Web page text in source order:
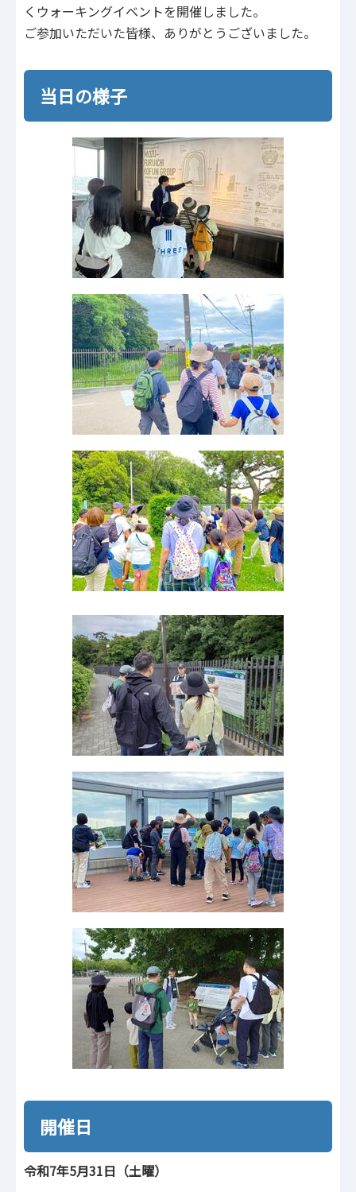
くウォーキングイベントを開催しました。
ご参加いただいた皆様、ありがとうございました。
当日の様子
開催日
令和7年5月31日（土曜）